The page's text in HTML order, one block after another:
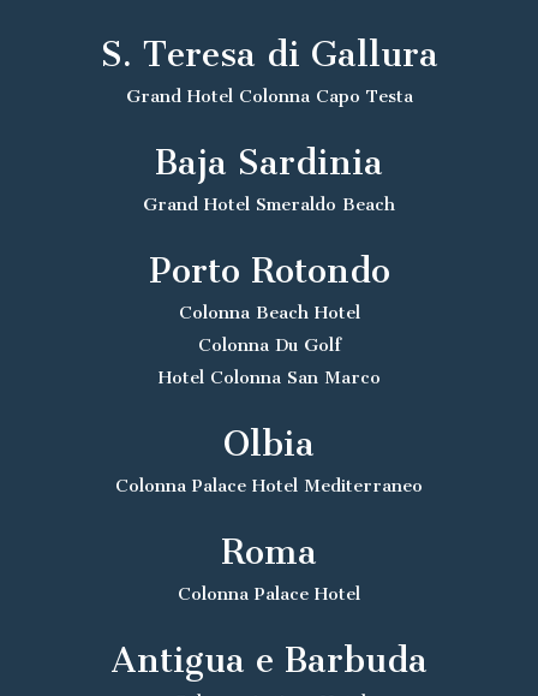
S. Teresa di Gallura
Grand Hotel Colonna Capo Testa
Baja Sardinia
Grand Hotel Smeraldo Beach
Porto Rotondo
Colonna Beach Hotel
Colonna Du Golf
Hotel Colonna San Marco
Olbia
Colonna Palace Hotel Mediterraneo
Roma
Colonna Palace Hotel
Antigua e Barbuda